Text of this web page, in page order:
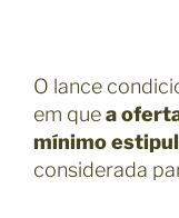
O lance
em quea
mínimo
considerada